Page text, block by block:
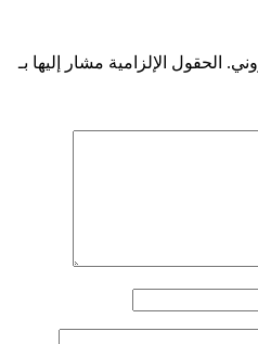
الحقول الإلزامية مشار إليها بـ